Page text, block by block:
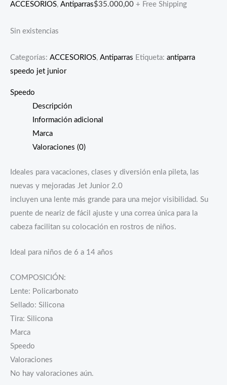
ACCESORIOS, Antiparras$35.000,00 + Free Shipping
Sin existencias
Categorías: ACCESORIOS, Antiparras Etiqueta: antiparra
speedo jet junior
Speedo
Descripción
Información adicional
Marca
Valoraciones (0)
Ideales para vacaciones, clases y diversión enla pileta, las
nuevas y mejoradas Jet Junior 2.0
incluyen una lente más grande para una mejor visibilidad. Su
puente de neariz de fácil ajuste y una correa única para la
cabeza facilitan su colocación en rostros de niños.
Ideal para niños de 6 a 14 años
COMPOSICIÓN:
Lente: Policarbonato
Sellado: Silicona
Tira: Silicona
Marca
Speedo
Valoraciones
No hay valoraciones aún.